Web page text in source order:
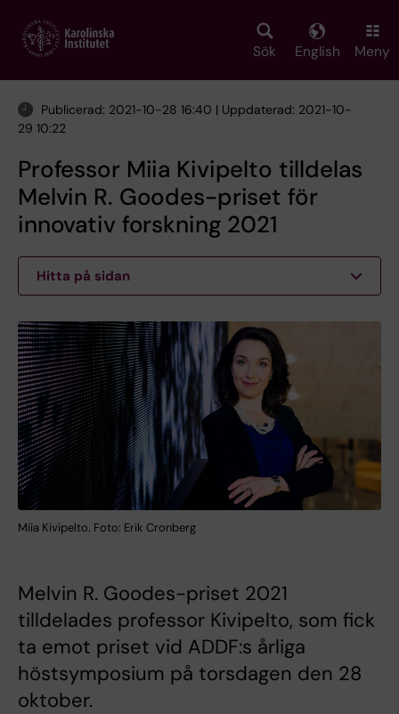
main
Sök English Meny
Publicerad: 2021-10-28 16:40 | Uppdaterad: 2021-10-
29 10:22
Professor Miia Kivipelto tilldelas
Melvin R. Goodes-priset för
innovativ forskning 2021
Hitta på sidan
Miia Kivipelto. Foto: Erik Cronberg
Melvin R. Goodes-priset 2021
tilldelades professor Kivipelto, som fick
ta emot priset vid ADDF:s årliga
höstsymposium på torsdagen den 28
oktober.